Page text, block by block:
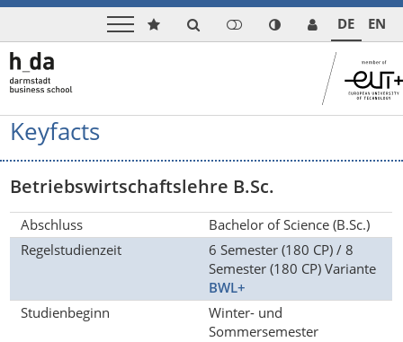
DE EN
Keyfacts
Betriebswirtschaftslehre B.Sc.
Abschluss
Bachelor of Science (B.Sc.)
Regelstudienzeit
6 Semester (180 CP) / 8
Semester (180 CP) Variante
BWL+
Studienbeginn
Winter- und
Sommersemester